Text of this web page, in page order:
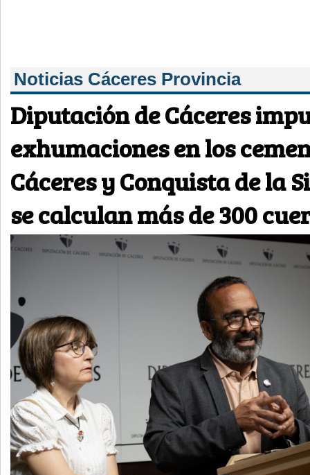
Noticias Cáceres Provincia
Diputación de Cáceres
exhumaciones en los
Cáceres y Conquista de la
se calculan más de 300